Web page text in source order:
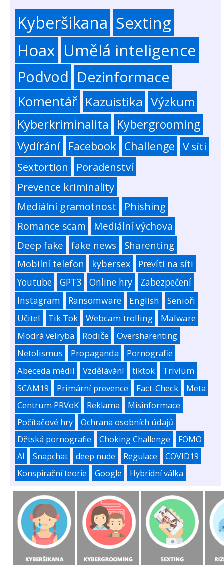
Kyberšikana Sexting
Hoax Umělá inteligence
Podvod Dezinformace
Komentář Kazuistika Výzkum
Kyberkriminalita Kybergrooming
Vydírání Facebook Challenge
V síti
Sextortion
Poradenství
Prevence kriminality
Mediální gramotnost
Phishing
Romance scam
Mediální výchova
Deep fake fake news Sharenting
Mobilní telefon kybersex
Prevíti na síti
Youtube
GPT3 Online hry
Zabezpečení
Instagram
Ransomware English
Senioři
Učitel
Tik Tok Webcam trolling
Malware
Modrá velryba
Rodiče
Oversharenting
Netolismus
Propaganda
Pornografie
Abeceda médií
Vzdělávání tiktok
Trivium
SCAM19
Primární prevence Fact-Check
Meta
Centrum PRVoK
Reklama
Misinformace
Počítačové hry
Ochrana osobních údajů
Dětská pornografie
Choking Challenge
FOMO
AI
Snapchat deep nude Regulace
COVID19
Konspirační teorie
Google Hybridní válka